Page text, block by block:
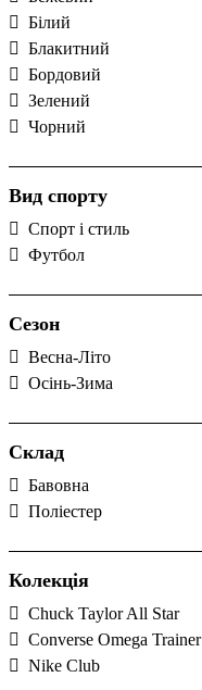
Білий
Блакитний
Бордовий
Зелений
Чорний
Вид спорту
Спорт і стиль
Футбол
Сезон
Весна-Літо
Осінь-Зима
Склад
Бавовна
Поліестер
Колекція
Chuck Taylor All Star
Converse Omega Trainer
Nike Club